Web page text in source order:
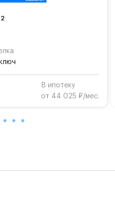
гимназии
озеленённые
въезд
2r1417333#
2
В ипотеку
от 44 025 ₽/мес.